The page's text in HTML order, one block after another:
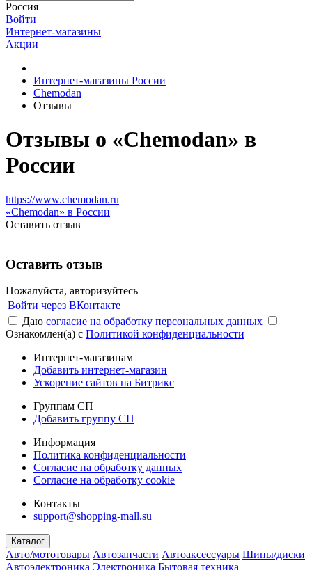
Россия
Войти
Интернет-магазины
Акции
Интернет-магазины России
Chemodan
Отзывы
Отзывы о «Chemodan» в
России
https://www.chemodan.ru
«Chemodan» в России
Оставить отзыв
Оставить отзыв
Пожалуйста, авторизуйтесь
Войти через ВКонтакте
Даю согласие на обработку персональных данных
Ознакомлен(а) с Политикой конфиденциальности
Интернет-магазинам
Добавить интернет-магазин
Ускорение сайтов на Битрикс
Группам СП
Добавить группу СП
Информация
Политика конфиденциальности
Согласие на обработку данных
Согласие на обработку cookie
Контакты
support@shopping-mall.su
Каталог
Авто/мототовары Автозапчасти Автоаксессуары Шины/диски
Автоэлектроника Электроника Бытовая техника